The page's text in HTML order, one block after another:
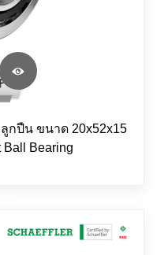
ลูกปืน ขนาด 20x52x15
Ball Bearing